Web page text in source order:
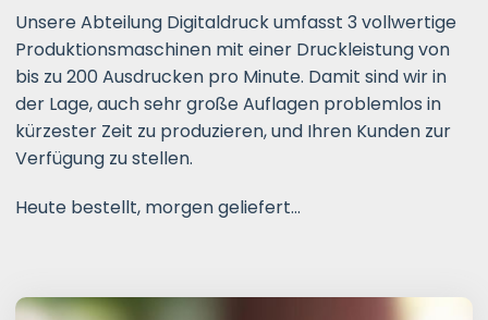
Unsere Abteilung Digitaldruck umfasst 3 vollwertige
Produktionsmaschinen mit einer Druckleistung von
bis zu 200 Ausdrucken pro Minute. Damit sind wir in
der Lage, auch sehr große Auflagen problemlos in
kürzester Zeit zu produzieren, und Ihren Kunden zur
Verfügung zu stellen.
Heute bestellt, morgen geliefert...